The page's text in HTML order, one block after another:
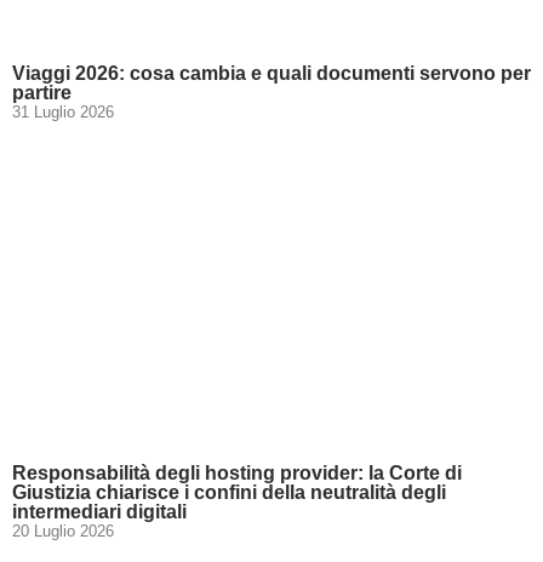
Viaggi 2026: cosa cambia e quali documenti servono per
partire
31 Luglio 2026
Responsabilità degli hosting provider: la Corte di
Giustizia chiarisce i confini della neutralità degli
intermediari digitali
20 Luglio 2026